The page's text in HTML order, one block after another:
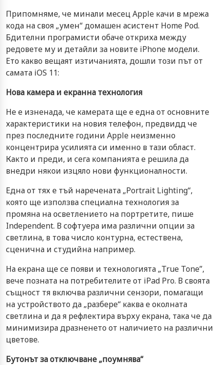
Припомняме, че минали месец Apple качи в мрежа
кода на своя „умен“ домашен асистент Home Pod.
Бдителни програмисти обаче откриха между
редовете му и детайли за новите iPhone модели.
Ето какво вещаят изтичанията, дошли този път от
самата iOS 11:
Нова камера и екранна технология
Не е изненада, че камерата ще е една от основните
характеристики на новия телефон, предвидд че
през последните години Apple неизменно
концентрира усилията си именно в тази област.
Както и преди, и сега компанията е решила да
внедри някои изцяло нови функционалности.
Една от тях е тъй наречената „Portrait Lighting“,
която ще използва специална технология за
промяна на осветлението на портретите, пише
Independent. В софтуера има различни опции за
светлина, в това число контурна, естествена,
сценична и студийна например.
На екрана ще се появи и технологията „True Tone”,
вече позната на потребителите от iPad Pro. В своята
същност тя включва различни сензори, помагащи
на устройството да „разбере“ каква е околната
светлина и да я рефлектира върху екрана, така че да
минимизира дразненето от наличието на различни
цветове.
Бутонът за отключване „поумнява“